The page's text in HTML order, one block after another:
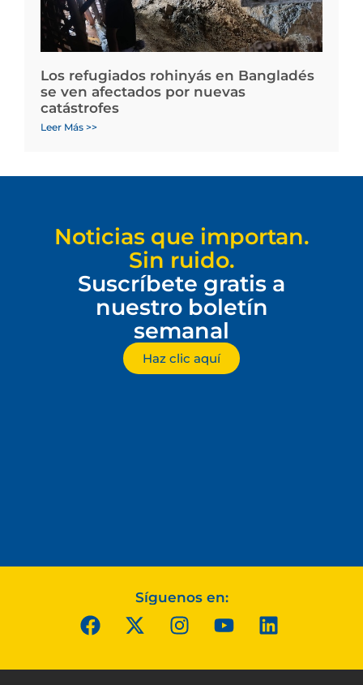
Los refugiados rohinyás en Bangladés
se ven afectados por nuevas
catástrofes
Leer Más >>
Noticias que importan.
Sin ruido.
Suscríbete gratis a
nuestro boletín
semanal
Haz clic aquí
Síguenos en: